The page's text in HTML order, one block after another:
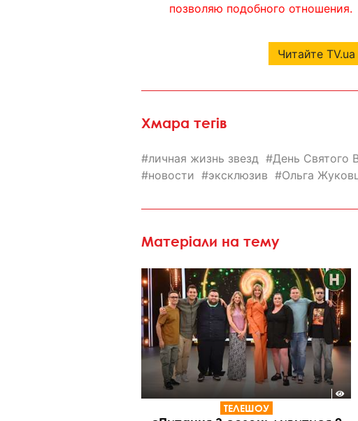
позволяю подобного отношения.
Читайте
Хмара тегів
личная жизнь звезд День Святого
новости
эксклюзив Ольга
Матеріали на тему
ТЕЛЕШОУ